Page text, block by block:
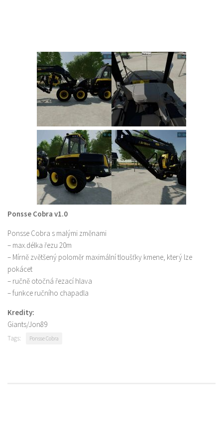
Ponsse Cobra v1.0
Ponsse Cobra s malými změnami
– max.délka řezu 20m
– Mírně zvětšený poloměr maximální tloušťky kmene, který lze
pokácet
– ručně otočná řezací hlava
– funkce ručního chapadla
Kredity:
Giants/Jon89
Tags: Ponsse Cobra